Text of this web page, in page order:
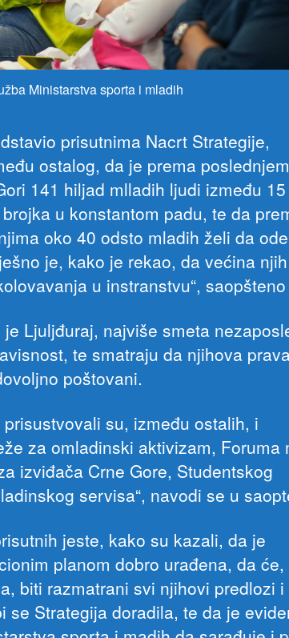
Ministarstva sporta i mladih
prisutnima Nacrt Strategije,
ostalog, da je prema poslednjem
141 hiljad mlladih ljudi između
u konstantom padu, te da
oko 40 odsto mladih želi da
je, kako je rekao, da većina
u instranstvu“,
Ljuljđuraj, najviše smeta
te smatraju da njihova
poštovani.
prisustvovali su, između ostalih, i
za omladinski aktivizam, Foruma
izviđača Crne Gore, Studentskog
servisa“, navodi se u
jeste, kako su kazali, da je
planom dobro urađena, da
biti razmatrani svi njihovi predlozi i
se Strategija doradila, te da je